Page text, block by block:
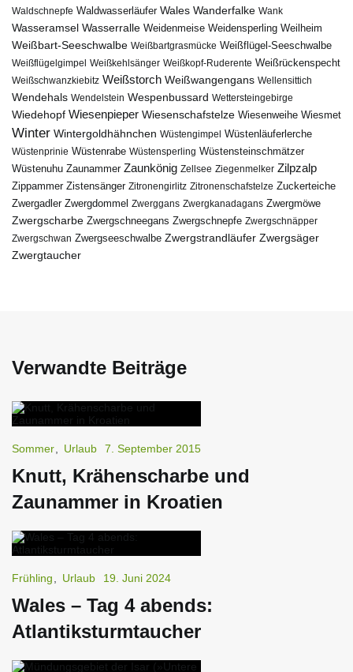
Waldschnepfe Waldwasserläufer Wales Wanderfalke Wank
Wasseramsel Wasserralle Weidenmeise Weidensperling Weilheim
Weißbart-Seeschwalbe Weißbartgrasmücke Weißflügel-Seeschwalbe
Weißflügelgimpel Weißkehlsänger Weißkopf-Ruderente Weißrückenspecht
Weißschwanzkiebitz Weißstorch Weißwangengans Wellensittich
Wendehals Wendelstein Wespenbussard Wettersteingebirge
Wiedehopf Wiesenpieper Wiesenschafstelze Wiesenweihe Wiesmet
Winter Wintergoldhähnchen Wüstengimpel Wüstenläuferlerche
Wüstenprinie Wüstenrabe Wüstensperling Wüstensteinschmätzer
Wüstenuhu Zaunammer Zaunkönig Zellsee Ziegenmelker Zilpzalp
Zippammer Zistensänger Zitronengirlitz Zitronenschafstelze Zuckerteiche
Zwergadler Zwergdommel Zwerggans Zwergkanadagans Zwergmöwe
Zwergscharbe Zwergschneegans Zwergschnepfe Zwergschnäpper
Zwergschwan Zwergseeschwalbe Zwergstrandläufer Zwergsäger
Zwergtaucher
Verwandte Beiträge
Sommer Urlaub 7. September 2015
Knutt, Krähenscharbe und
Zaunammer in Kroatien
Frühling Urlaub 19. Juni 2024
Wales – Tag 4 abends:
Atlantiksturmtaucher